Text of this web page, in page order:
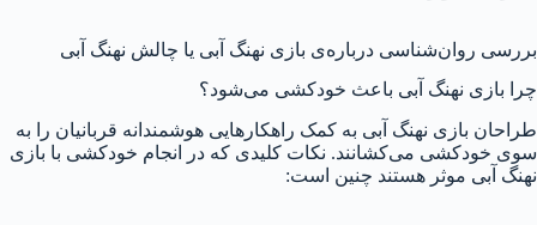
بررسی روان‌شناسی درباره‌ی بازی نهنگ آبی یا چالش نهنگ آبی
چرا بازی نهنگ آبی باعث خودکشی می‌شود؟
طراحان بازی نهنگ آبی به کمک راهکارهایی هوشمندانه قربانیان را به
سوی خودکشی می‌کشانند. نکات کلیدی که در انجام خودکشی با بازی
نهنگ آبی موثر هستند چنین است: